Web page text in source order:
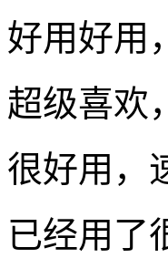
好用好用
超级喜欢
很好用，
已经用了